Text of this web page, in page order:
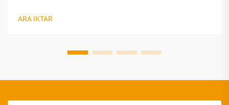
ARA IKTAR